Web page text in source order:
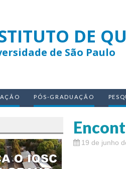
DE
de São Paulo
PÓS-GRADUAÇÃO
19 de junho